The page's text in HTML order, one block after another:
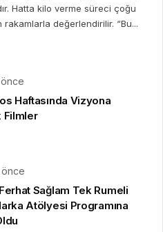
Hatta kilo verme süreci çoğu
rakamlarla değerlendirilir. “Bu...
Haftasında Vizyona
Filmler
Sağlam Tek Rumeli
Atölyesi Programına